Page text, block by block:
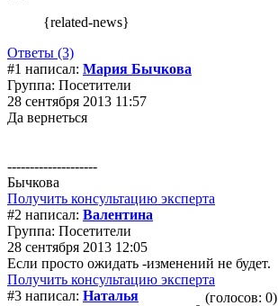
{related-news}
Ответы (3)
#1 написал: Мария Бычкова
Группа: Посетители
28 сентября 2013 11:57
Да вернеться
--------------------
Бычкова
Получить консультацию эксперта
#2 написал: Валентина
Группа: Посетители
28 сентября 2013 12:05
Если просто ожидать -изменений не будет.
Получить консультацию эксперта
(голосов: 0)
#3 написал: Наталья